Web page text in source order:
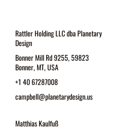
Rattler Holding LLC dba Planetary
Design
Bonner Mill Rd 9255, 59823
Bonner, MT, USA
+1 40 67287008
campbell@planetarydesign.us
Matthias Kaulfuß